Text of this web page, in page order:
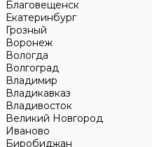
Благовещенск
Екатеринбург
Грозный
Воронеж
Вологда
Волгоград
Владимир
Владикавказ
Владивосток
Великий Новгород
Иваново
Биробиджан